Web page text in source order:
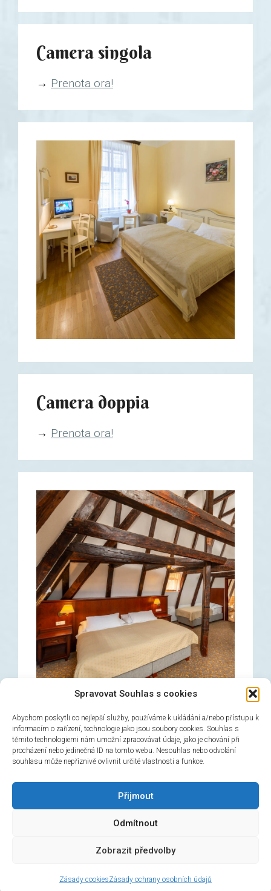
Spravovat Souhlas s cookies
Abychom poskytli co nejlepší služby, používáme k ukládání a/nebo přístupu k
informacím o zařízení, technologie jako jsou soubory cookies. Souhlas s
těmito technologiemi nám umožní zpracovávat údaje, jako je chování při
procházení nebo jedinečná ID na tomto webu. Nesouhlas nebo odvolání
souhlasu může nepříznivě ovlivnit určité vlastnosti a funkce.
Přijmout
Odmítnout
Zobrazit předvolby
Zásady cookiesZásady ochrany osobních údajů
Camera singola
→ Prenota ora!
Camera doppia
→ Prenota ora!
Camera tripla
→Prenota ora!
© 2026 Hotel Černý slon, design & admin:
HOTEL ČERNÝ SLON v Praze hodnocení